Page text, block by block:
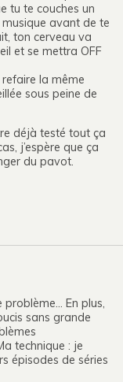
tu te couches un
avant de te
ton cerveau va
et se mettra OFF
la même
sous peine de
déjà testé tout ça
j’espère que ça
du pavot.
problème… En plus,
sans grande
technique : je
épisodes de séries